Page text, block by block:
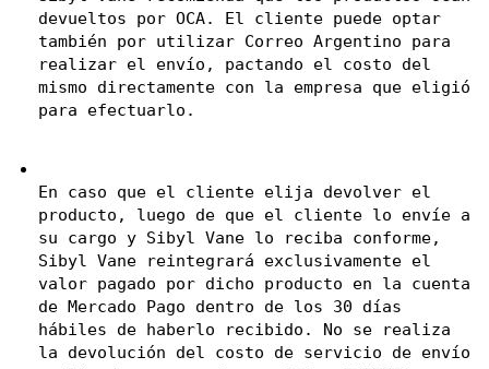
devueltos por OCA. El cliente puede optar
también por utilizar Correo Argentino para
realizar el envío, pactando el costo del
mismo directamente con la empresa que eligió
para efectuarlo.
En caso que el cliente elija devolver el
producto, luego de que el cliente lo envíe a
su cargo y Sibyl Vane lo reciba conforme,
Sibyl Vane reintegrará exclusivamente el
valor pagado por dicho producto en la cuenta
de Mercado Pago dentro de los 30 días
hábiles de haberlo recibido. No se realiza
la devolución del costo de servicio de envío